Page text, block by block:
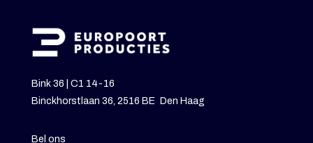
Bink 36 | C1 14-16
Binckhorstlaan 36, 2516 BE Den Haag
Bel ons